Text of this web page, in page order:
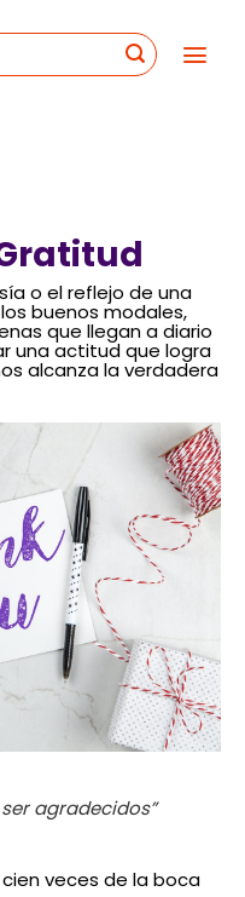
o el reflejo de una
buenos modales,
que llegan a diario
una actitud que logra
alcanza la verdadera
agradecidos”
veces de la boca